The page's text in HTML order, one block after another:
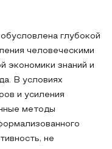
глубокой
человеческими
экономики знаний и
В условиях
и усиления
методы
не